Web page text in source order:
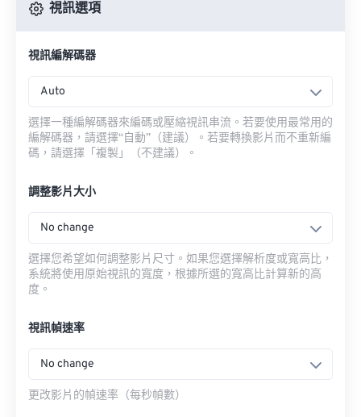
視訊選項
視訊編解碼器
Auto
選擇一種編解碼器來編碼或壓縮視訊串流。若要使用最常用的
編解碼器，請選擇“自動”（建議）。若要轉換影片而不重新編
碼，請選擇「複製」（不建議）。
調整影片大小
No change
選擇您希望如何調整影片尺寸。如果您選擇解析度或寬高比，
系統將使用原始視訊的寬度，根據所選的寬高比計算新的高
度。
視訊幀速率
No change
更改影片的幀速率（每秒幀數）